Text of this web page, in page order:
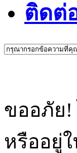
ติดต่
ขออภัย!
หรืออยู่